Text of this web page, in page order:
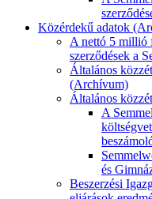
Közérdekű adatok
A nettó 5 millió
szerződések a
Általános
(Archívum)
Általános
A
és
Beszerzési